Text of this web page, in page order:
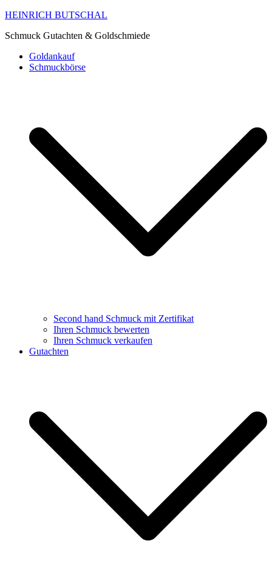
HEINRICH BUTSCHAL
Schmuck Gutachten & Goldschmiede
Goldankauf
Schmuckbörse
Second hand Schmuck mit Zertifikat
Ihren Schmuck bewerten
Ihren Schmuck verkaufen
Gutachten